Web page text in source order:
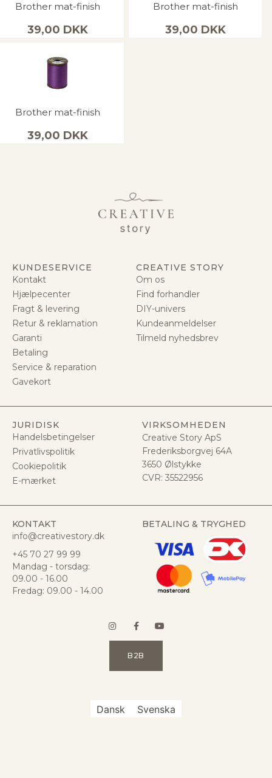
Brother mat-finish
39,00 DKK
Brother mat-finish
39,00 DKK
Brother mat-finish
39,00 DKK
KUNDESERVICE
Kontakt
Hjælpecenter
Fragt & levering
Retur & reklamation
Garanti
Betaling
Service & reparation
Gavekort
CREATIVE STORY
Om os
Find forhandler
DIY-univers
Kundeanmeldelser
Tilmeld nyhedsbrev
JURIDISK
Handelsbetingelser
Privatlivspolitik
Cookiepolitik
E-mærket
VIRKSOMHEDEN
Creative Story ApS
Frederiksborgvej 64A
3650 Ølstykke
CVR: 35522956
KONTAKT
info@creativestory.dk
+45 70 27 99 99
Mandag - torsdag:
09.00 - 16.00
Fredag: 09.00 - 14.00
BETALING & TRYGHED
B2B
Dansk Svenska